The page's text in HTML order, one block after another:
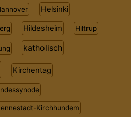
Helsinki
Hildesheim Hiltrup
katholisch
Kirchentag
Kirchhundem